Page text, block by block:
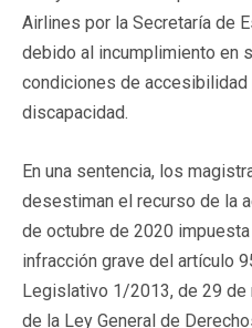
Airlines por la Secretaría de
debido al incumplimiento en
condiciones de accesibilidad
discapacidad.
En una sentencia, los
desestiman el recurso de la
de octubre de 2020
infracción grave del artículo
Legislativo 1/2013, de 29
de la Ley General de